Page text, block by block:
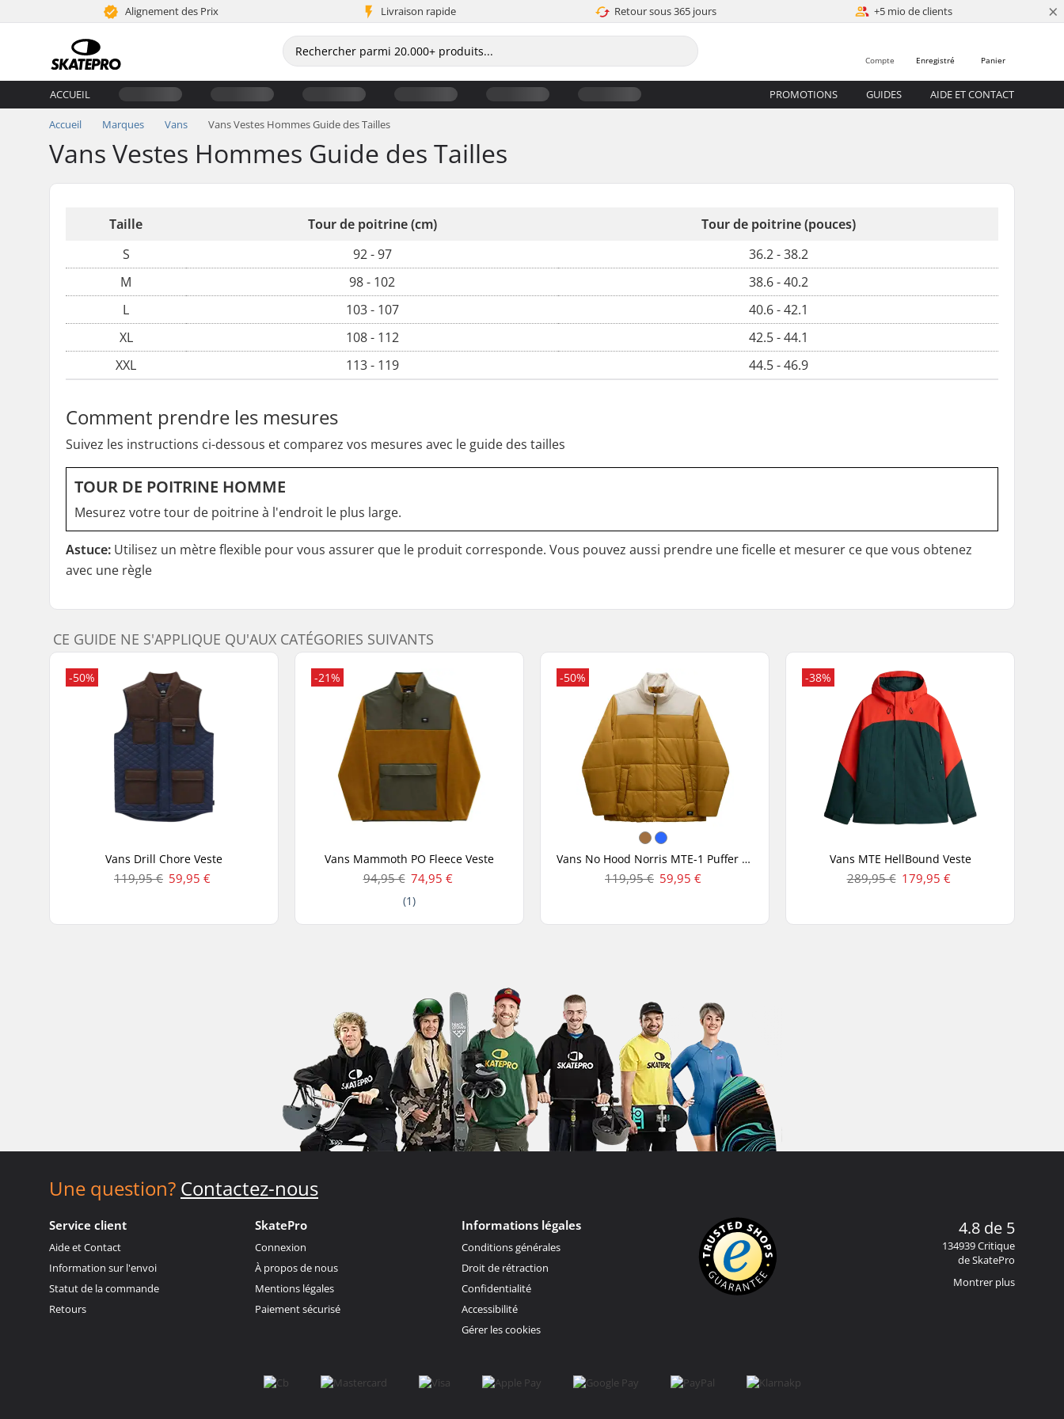
Alignement des Prix Livraison rapide Retour sous 365 jours +5 mio de clients ×
Panier
Enregistré
Compte
ACCUEIL PROMOTIONS GUIDES AIDE ET CONTACT
Accueil Marques Vans Vans Vestes Hommes Guide des Tailles
Vans Vestes Hommes Guide des Tailles
Taille Tour de poitrine (cm)
Tour de poitrine (pouces)
S
92 - 97
36.2 - 38.2
M
98 - 102
38.6 - 40.2
L
103 - 107
40.6 - 42.1
XL
108 - 112
42.5 - 44.1
XXL
113 - 119 44.5 - 46.9
Comment prendre les mesures
Suivez les instructions ci-dessous et comparez vos mesures avec le guide des tailles
TOUR DE POITRINE HOMME
Mesurez votre tour de poitrine à l'endroit le plus large.
Astuce: Utilisez un mètre flexible pour vous assurer que le produit corresponde. Vous pouvez aussi prendre une ficelle et mesurer ce que vous obtenez
avec une règle
CE GUIDE NE S'APPLIQUE QU'AUX CATÉGORIES SUIVANTS
-50%
Vans Drill Chore Veste
119,95 € 59,95 €
-21%
Vans Mammoth PO Fleece Veste
94,95 € 74,95 €
(1)
-50%
Vans No Hood Norris MTE-1 Puffer Veste
119,95 € 59,95 €
-38%
Vans MTE HellBound Veste
289,95 € 179,95 €
Une question? Contactez-nous
Service client
Aide et Contact
Information sur l'envoi
Statut de la commande
Retours
SkatePro
Connexion
À propos de nous
Mentions légales
Paiement sécurisé
Informations légales
Conditions générales
Droit de rétraction
Confidentialité
Accessibilité
Gérer les cookies
4.8 de 5
134939 Critique
de SkatePro
Montrer plus